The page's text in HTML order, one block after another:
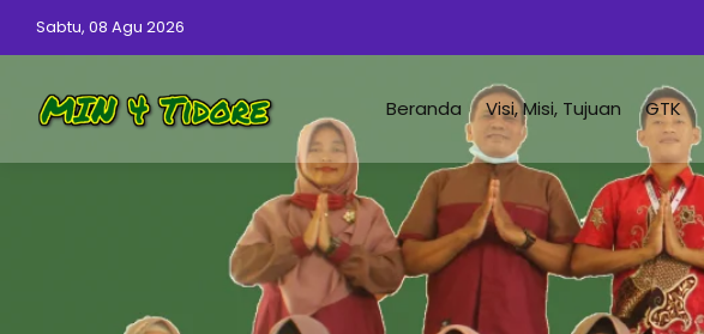
Sabtu, 08 Agu 2026
Beranda Visi, Misi, Tujuan GTK